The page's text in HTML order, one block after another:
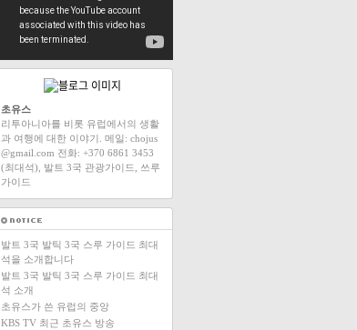
초유스
리투아니아를 비롯 유럽에서의 생활
과 여행에 대한 이야기. 메일: chojus
@gmail.com 전화: +370 6861 3453
(최대석), 발트 3국 관광가이드, 쓰루
가이드
발트 3국 발틱 3국 스루 가이드 최대
석을 소개합니다
발트 3국 발틱 3국 스루 가이드 최대
석 소개
초유스가 쓴 유럽의 중앙
KBS TV 최근 초유스 방송